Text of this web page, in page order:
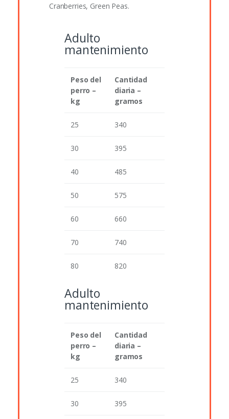
Cranberries, Green Peas.
Adulto
mantenimiento
Peso del
perro –
kg
Cantidad
diaria –
gramos
25 340
30 395
40 485
50 575
60 660
70 740
80 820
Adulto
mantenimiento
Peso del
perro –
kg
Cantidad
diaria –
gramos
25 340
30 395